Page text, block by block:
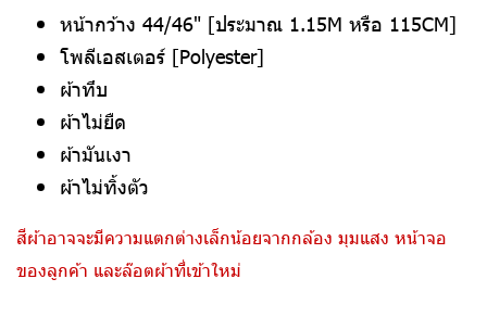
หน้ากว้าง 44/46" [ประมาณ 1.15M หรือ 115CM]
โพลีเอสเตอร์ [Polyester]
ผ้าทึบ
ผ้าไม่ยืด
ผ้ามันเงา
ผ้าไม่ทิ้งตัว
สีผ้าอาจจะมีความแตกต่างเล็กน้อยจากกล้อง มุมแสง หน้าจอ
ของลูกค้า และล๊อตผ้าที่เข้าใหม่